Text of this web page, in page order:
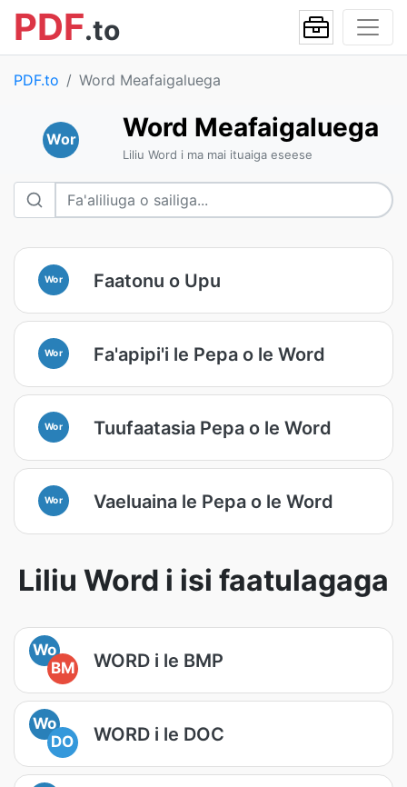
PDF.to
PDF.to Word Meafaigaluega
Wor Word Meafaigaluega
Liliu Word i ma mai ituaiga eseese
Wor Faatonu o Upu
Wor Fa'apipi'i le Pepa o le Word
Wor Tuufaatasia Pepa o le Word
Wor Vaeluaina le Pepa o le Word
Liliu Word i isi faatulagaga
Wo
BM
WORD i le BMP
Wo
DO
WORD i le DOC